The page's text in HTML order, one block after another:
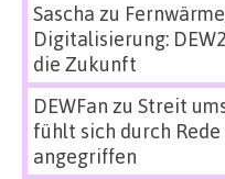
Sascha zu
Digitalisierung:
die Zukunft
DEWFan zu Streit
fühlt sich durch
angegriffen